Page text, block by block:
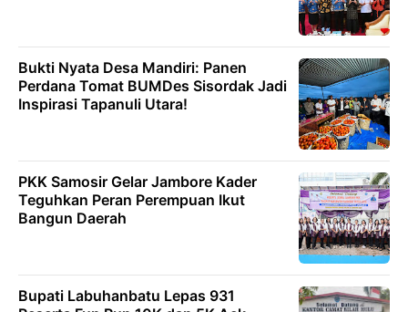
Bukti Nyata Desa Mandiri: Panen
Perdana Tomat BUMDes Sisordak Jadi
Inspirasi Tapanuli Utara!
PKK Samosir Gelar Jambore Kader
Teguhkan Peran Perempuan Ikut
Bangun Daerah
Bupati Labuhanbatu Lepas 931